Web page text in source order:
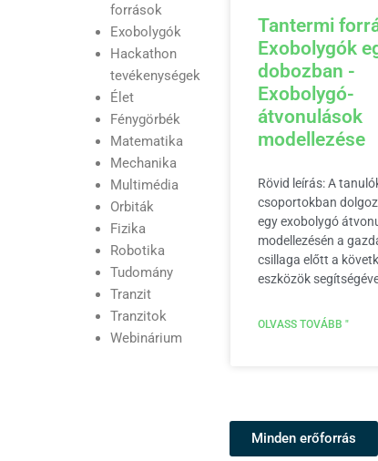
források
Exobolygók
Hackathon
tevékenységek
Élet
Fénygörbék
Matematika
Mechanika
Multimédia
Orbiták
Fizika
Robotika
Tudomány
Tranzit
Tranzitok
Webinárium
Tantermi
Exobolygók
dobozban -
Exobolygó-
átvonulások
modellezése
Rövid leírás: A
csoportokban
egy exobolygó
modellezésén a
csillaga előtt a
eszközök
OLVASS TOVÁBB "
Minden erőforrás